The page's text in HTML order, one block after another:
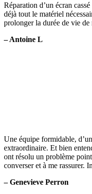
Réparation d’un écran
déjà tout le matériel
prolonger la durée de vie de
– Antoine L
Une équipe formidable,
extraordinaire. Et bien
ont résolu un problème
converser et à me rassurer.
– Genevieve Perron